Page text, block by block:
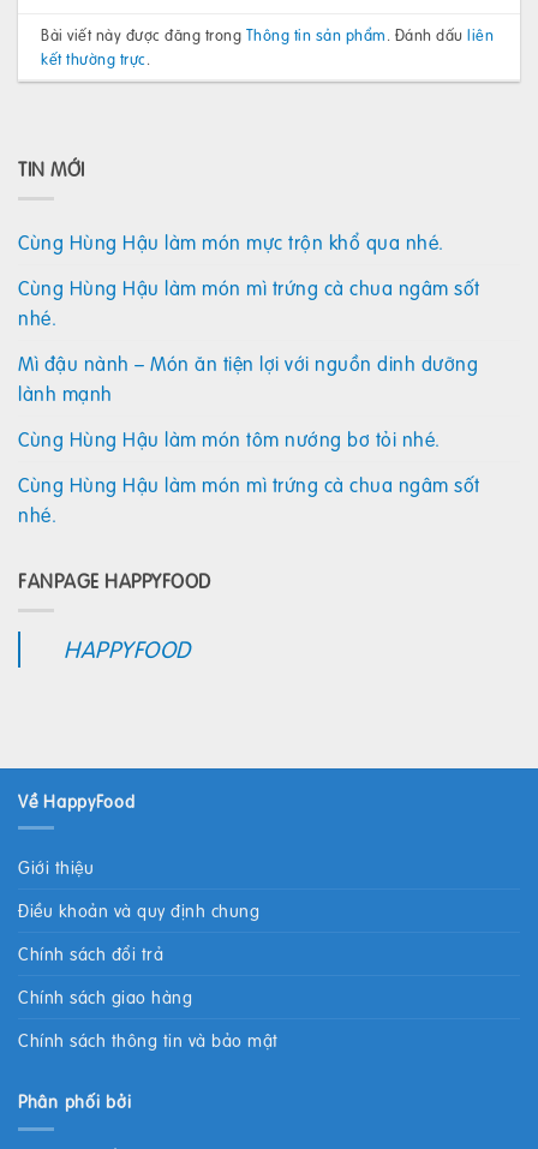
Bài viết này được đăng trong Thông tin sản phẩm. Đánh dấuliên
kết thường trực.
TIN MỚI
Cùng Hùng Hậu làm món mực trộn khổ qua nhé.
Cùng Hùng Hậu làm món mì trứng cà chua ngâm sốt
nhé.
Mì đậu nành – Món ăn tiện lợi với nguồn dinh dưỡng
lành mạnh
Cùng Hùng Hậu làm món tôm nướng bơ tỏi nhé.
Cùng Hùng Hậu làm món mì trứng cà chua ngâm sốt
nhé.
FANPAGE HAPPYFOOD
HAPPYFOOD
Về HappyFood
Giới thiệu
Điều khoản và quy định chung
Chính sách đổi trả
Chính sách giao hàng
Chính sách thông tin và bảo mật
Phân phối bởi